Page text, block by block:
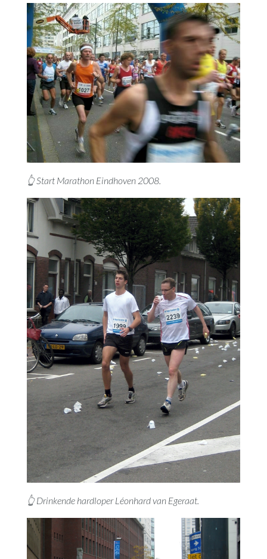
👆 Start Marathon Eindhoven 2008.
👆 Drinkende hardloper Léonhard van Egeraat.